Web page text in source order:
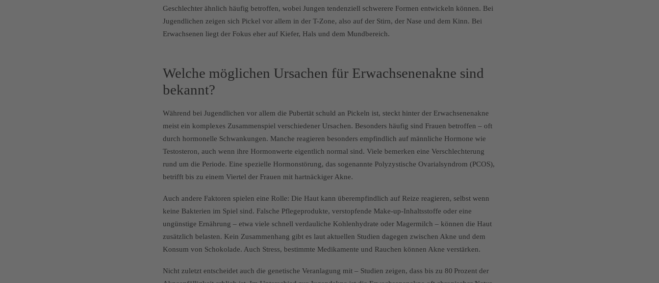
Geschlechter ähnlich häufig betroffen, wobei Jungen tendenziell schwerere Formen entwickeln können. Bei
Jugendlichen zeigen sich Pickel vor allem in der T-Zone, also auf der Stirn, der Nase und dem Kinn. Bei
Erwachsenen liegt der Fokus eher auf Kiefer, Hals und dem Mundbereich.
Welche möglichen Ursachen für Erwachsenenakne sind
bekannt?
Während bei Jugendlichen vor allem die Pubertät schuld an Pickeln ist, steckt hinter der Erwachsenenakne
meist ein komplexes Zusammenspiel verschiedener Ursachen. Besonders häufig sind Frauen betroffen – oft
durch hormonelle Schwankungen. Manche reagieren besonders empfindlich auf männliche Hormone wie
Testosteron, auch wenn ihre Hormonwerte eigentlich normal sind. Viele bemerken eine Verschlechterung
rund um die Periode. Eine spezielle Hormonstörung, das sogenannte Polyzystische Ovarialsyndrom (PCOS),
betrifft bis zu einem Viertel der Frauen mit hartnäckiger Akne.
Auch andere Faktoren spielen eine Rolle: Die Haut kann überempfindlich auf Reize reagieren, selbst wenn
keine Bakterien im Spiel sind. Falsche Pflegeprodukte, verstopfende Make-up-Inhaltsstoffe oder eine
ungünstige Ernährung – etwa viele schnell verdauliche Kohlenhydrate oder Magermilch – können die Haut
zusätzlich belasten. Kein Zusammenhang gibt es laut aktuellen Studien dagegen zwischen Akne und dem
Konsum von Schokolade. Auch Stress, bestimmte Medikamente und Rauchen können Akne verstärken.
Nicht zuletzt entscheidet auch die genetische Veranlagung mit – Studien zeigen, dass bis zu 80 Prozent der